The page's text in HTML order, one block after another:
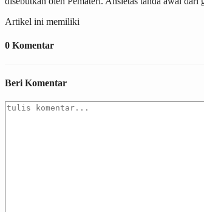
Artikel ini memiliki
0 Komentar
Beri Komentar